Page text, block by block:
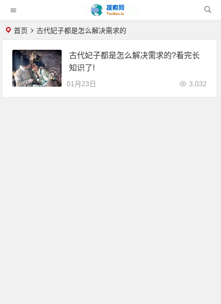
首页 古代妃子都是怎么解决需求的
古代妃子都是怎么解决需求的?看完长
知识了!
01月23日 3,032